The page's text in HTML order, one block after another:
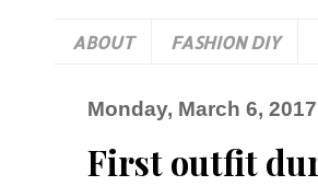
ABOUT FASHION DIY
Monday, March 6, 2017
First outfit